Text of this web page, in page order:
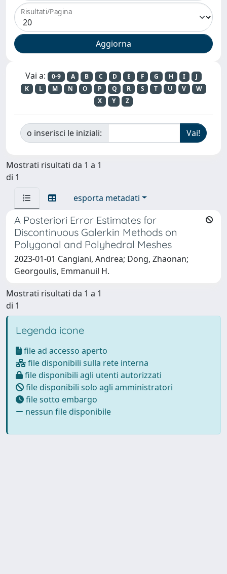
Risultati/Pagina
Vai a: 0-9 A B C D E F G H I
J
K
L M N O P Q R S T U V
W
X
Y Z
o inserisci le iniziali:
Mostrati risultati da 1 a 1
di 1
esporta metadati
A Posteriori Error Estimates for
Discontinuous Galerkin Methods on
Polygonal and Polyhedral Meshes
2023-01-01 Cangiani, Andrea; Dong, Zhaonan;
Georgoulis, Emmanuil H.
Mostrati risultati da 1 a 1
di 1
Legenda icone
file ad accesso aperto
file disponibili sulla rete interna
file disponibili agli utenti autorizzati
file disponibili solo agli amministratori
file sotto embargo
nessun file disponibile